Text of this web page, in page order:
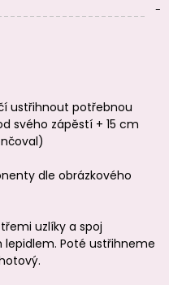
-
ustřihnout potřebnou
svého zápěstí + 15 cm
dle obrázkového
uzlíky a spoj
Poté ustřihneme